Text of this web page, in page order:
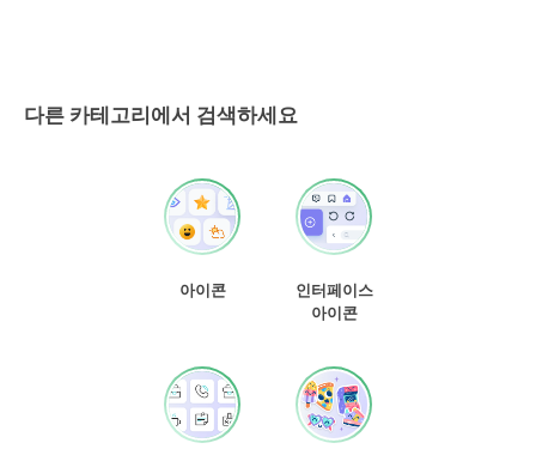
다른 카테고리에서 검색하세요
아이콘
인터페이스
아이콘